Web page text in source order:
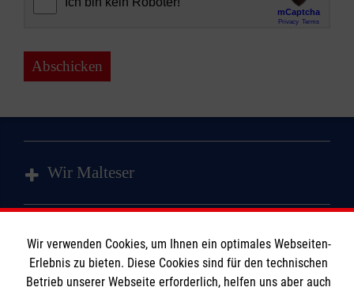
Abschicken
Wir Malteser
Angebote & Leistungen
Kursangebote
Informationen
Wir verwenden Cookies, um Ihnen ein optimales Webseiten-
Erlebnis zu bieten. Diese Cookies sind für den technischen
Betrieb unserer Webseite erforderlich, helfen uns aber auch